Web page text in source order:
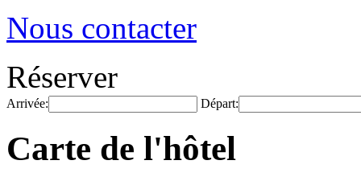
Nous contacter
Réserver
Arrivée: Départ:
Carte de l'hôtel